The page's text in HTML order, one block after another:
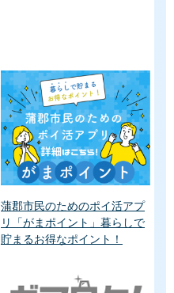
蒲郡市民のためのポイ活アプ
リ「がまポイント」暮らしで
貯まるお得なポイント！